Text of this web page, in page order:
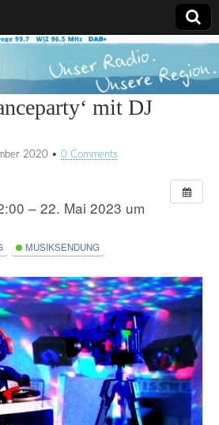
mit DJ
2020 • 0 Comments
– 22. Mai 2023 um
MUSIKSENDUNG